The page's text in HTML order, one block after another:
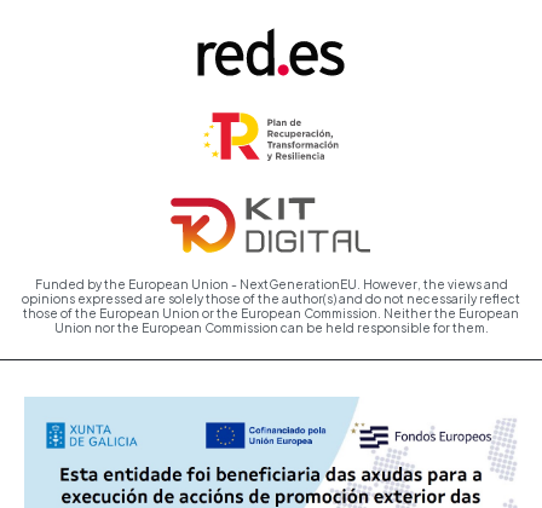
Funded by the European Union - NextGenerationEU. However, the views and
opinions expressed are solely those of the author(s) and do not necessarily reflect
those of the European Union or the European Commission. Neither the European
Union nor the European Commission can be held responsible for them.